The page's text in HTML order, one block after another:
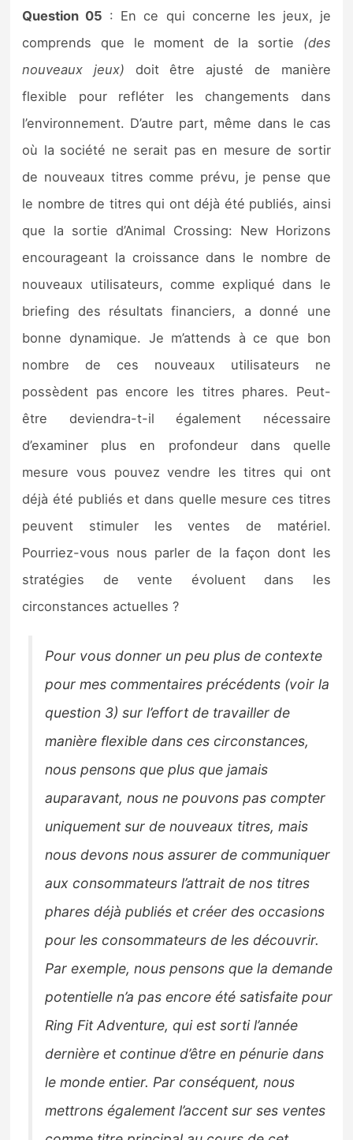
Question 05 : En ce qui concerne les jeux, je
comprends que le moment de la sortie (des
nouveaux jeux) doit être ajusté de manière
flexible pour refléter les changements dans
l’environnement. D’autre part, même dans le cas
où la société ne serait pas en mesure de sortir
de nouveaux titres comme prévu, je pense que
le nombre de titres qui ont déjà été publiés, ainsi
que la sortie d’Animal Crossing: New Horizons
encourageant la croissance dans le nombre de
nouveaux utilisateurs, comme expliqué dans le
briefing des résultats financiers, a donné une
bonne dynamique. Je m’attends à ce que bon
nombre de ces nouveaux utilisateurs ne
possèdent pas encore les titres phares. Peut-
être deviendra-t-il également nécessaire
d’examiner plus en profondeur dans quelle
mesure vous pouvez vendre les titres qui ont
déjà été publiés et dans quelle mesure ces titres
peuvent stimuler les ventes de matériel.
Pourriez-vous nous parler de la façon dont les
stratégies de vente évoluent dans les
circonstances actuelles ?
Pour vous donner un peu plus de contexte
pour mes commentaires précédents (voir la
question 3) sur l’effort de travailler de
manière flexible dans ces circonstances,
nous pensons que plus que jamais
auparavant, nous ne pouvons pas compter
uniquement sur de nouveaux titres, mais
nous devons nous assurer de communiquer
aux consommateurs l’attrait de nos titres
phares déjà publiés et créer des occasions
pour les consommateurs de les découvrir.
Par exemple, nous pensons que la demande
potentielle n’a pas encore été satisfaite pour
Ring Fit Adventure, qui est sorti l’année
dernière et continue d’être en pénurie dans
le monde entier. Par conséquent, nous
mettrons également l’accent sur ses ventes